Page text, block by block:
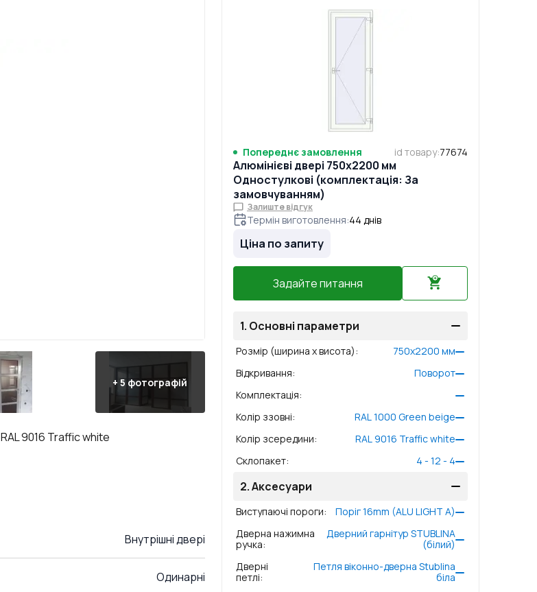
+5 фотографій
RAL 9016 Traffic white
Внутрішні двері
Одинарні
Попереднє замовлення id товару:77674
Алюмінієві двері 750x2200 мм
Одностулкові (комплектація: За
замовчуванням)
Залиште відгук
Термін виготовлення:44 днів
Ціна по запиту
Задайте питання
1. Основні параметри
Розмір (ширина x висота): 750x2200 мм
Відкривання:
Поворот
Комплектація:
Колір ззовні:
RAL 1000 Green beige
Колір зсередини:
RAL 9016 Traffic white
Склопакет: 4 - 12 - 4
2.Аксесуари
Виступаючі пороги:
Поріг 16mm (ALU LIGHT A)
Дверна нажимна
ручка:
Дверний гарнітур STUBLINA
(білий)
Дверні
петлі:
Петля віконно-дверна Stublina
біла